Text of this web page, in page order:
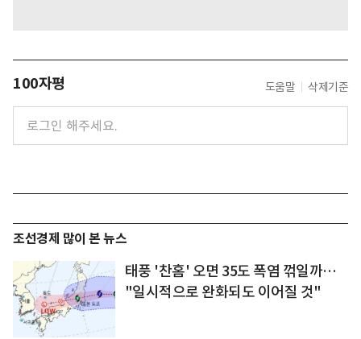
100자평 도움말 삭제기준
조선경제 많이 본 뉴스
태풍 '찬홈' 오면 35도 폭염 꺾일까…
"일시적으로 완화되도 이어질 것"